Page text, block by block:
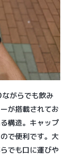
がらでも飲み
が搭載されてお
構造。キャップ
で便利です。大
でも口に運びや